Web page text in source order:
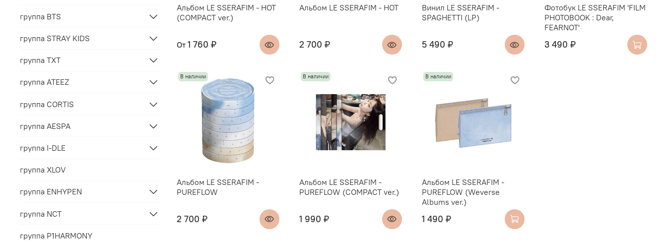
Альбом LE SSERAFIM - HOT
(COMPACT ver.)
От 1 760 ₽
Альбом LE SSERAFIM - HOT
2 700 ₽
Винил LE SSERAFIM -
SPAGHETTI (LP)
5 490 ₽
Фотобук LE SSERAFIM 'FILM
PHOTOBOOK : Dear,
FEARNOT'
3 490 ₽
В наличии
Альбом LE SSERAFIM -
PUREFLOW
2 700 ₽
В наличии
Альбом LE SSERAFIM -
PUREFLOW (COMPACT ver.)
1 990 ₽
В наличии
Альбом LE SSERAFIM -
PUREFLOW (Weverse
Albums ver.)
1 490 ₽
группа BTS
группа STRAY KIDS
группа TXT
группа ATEEZ
группа CORTIS
группа AESPA
группа I-DLE
группа XLOV
группа ENHYPEN
группа NCT
группа P1HARMONY